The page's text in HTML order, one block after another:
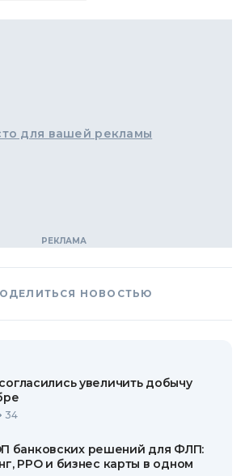
для вашей рекламы
НОВОСТЬЮ
увеличить добычу
34
банковских решений для ФЛП:
РРО и бизнес карты в одном